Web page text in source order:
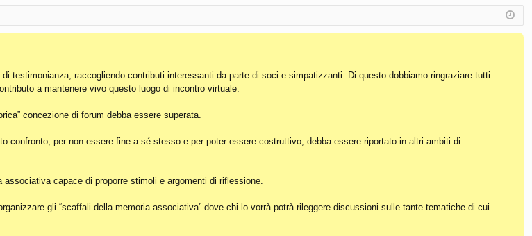
Q
in
testimonianza, raccogliendo contributi interessanti da parte di soci e simpatizzanti. Di questo dobbiamo ringraziare tutti
a mantenere vivo questo luogo di incontro virtuale.
concezione di forum debba essere superata.
confronto, per non essere fine a sé stesso e per poter essere costruttivo, debba essere riportato in altri ambiti di
capace di proporre stimoli e argomenti di riflessione.
gli “scaffali della memoria associativa” dove chi lo vorrà potrà rileggere discussioni sulle tante tematiche di cui